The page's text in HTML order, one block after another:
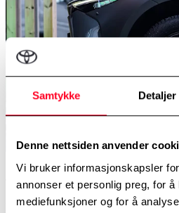
Samtykke Detaljer
Denne nettsiden anvender
Vi bruker informasjonskapsler
annonser et personlig preg, for
mediefunksjoner og for å
4. Hurtiglad mellom
Hurtiglading går raskere desto